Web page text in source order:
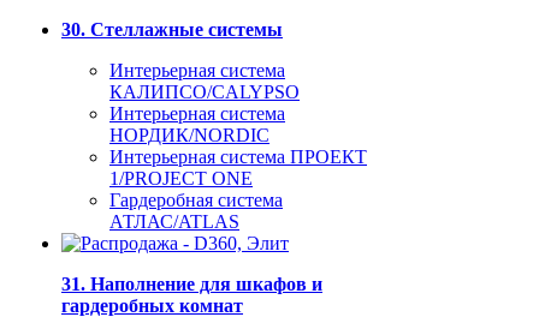
30. Стеллажные системы
Интерьерная система
КАЛИПСО/CALYPSO
Интерьерная система
НОРДИК/NORDIC
Интерьерная система ПРОЕКТ
1/PROJECT ONE
Гардеробная система
АТЛАС/ATLAS
31. Наполнение для шкафов и
гардеробных комнат